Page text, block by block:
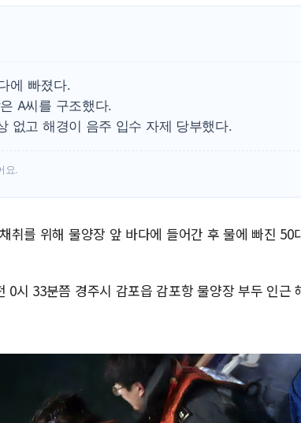
트럼프 "금리 내려야"…파월 때와
[사진] 빈살만과 에르도안의 만남
남동발전, 해남군에 국내 최대
에 빠졌다.
A씨를 구조했다.
없고 해경이 음주 입수 자제 당부했다.
요.
취를 위해 물양장 앞 바다에 들어간 후 물에 빠진 50
시 33분쯤 경주시 감포읍 감포항 물양장 부두 인근